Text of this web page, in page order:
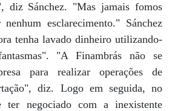
diz Sánchez. "Mas jamais fomos
esclarecimento." Sánchez
tenha lavado dinheiro utilizando-
"A Finambrás não se
para realizar operações de
diz. Logo em seguida, no
ter negociado com a inexistente